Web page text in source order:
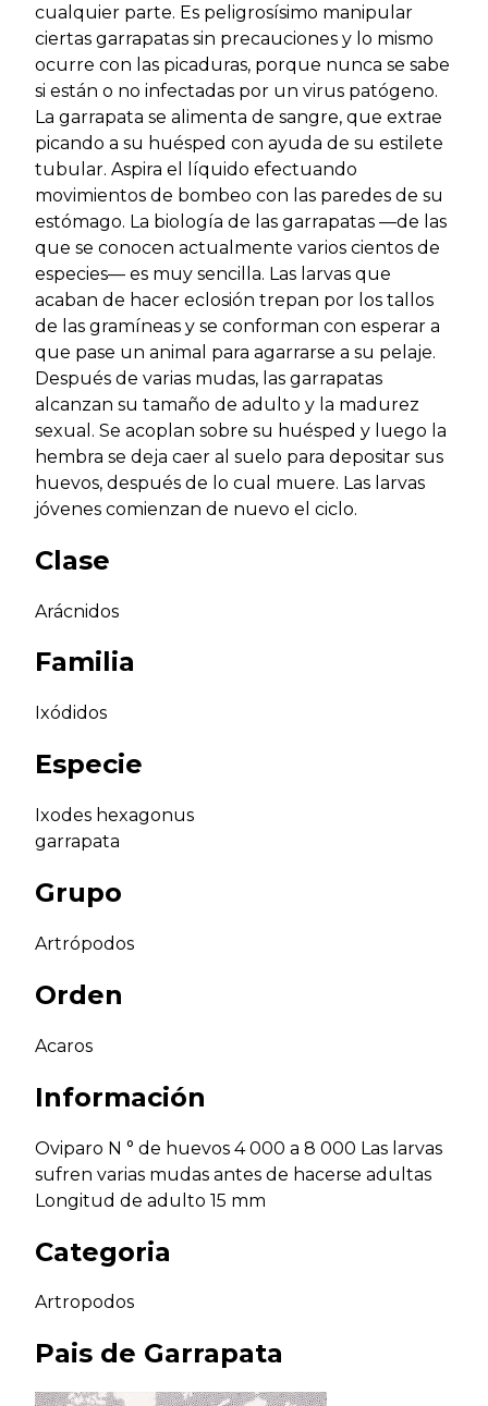
cualquier parte. Es peligrosísimo manipular
ciertas garrapatas sin precauciones y lo mismo
ocurre con las picaduras, porque nunca se sabe
si están o no infectadas por un virus patógeno.
La garrapata se alimenta de sangre, que extrae
picando a su huésped con ayuda de su estilete
tubular. Aspira el líquido efectuando
movimientos de bombeo con las paredes de su
estómago. La biología de las garrapatas —de las
que se conocen actualmente varios cientos de
especies— es muy sencilla. Las larvas que
acaban de hacer eclosión trepan por los tallos
de las gramíneas y se conforman con esperar a
que pase un animal para agarrarse a su pelaje.
Después de varias mudas, las garrapatas
alcanzan su tamaño de adulto y la madurez
sexual. Se acoplan sobre su huésped y luego la
hembra se deja caer al suelo para depositar sus
huevos, después de lo cual muere. Las larvas
jóvenes comienzan de nuevo el ciclo.
Clase
Arácnidos
Familia
Ixódidos
Especie
Ixodes hexagonus
garrapata
Grupo
Artrópodos
Orden
Acaros
Información
Oviparo N ° de huevos 4 000 a 8 000 Las larvas
sufren varias mudas antes de hacerse adultas
Longitud de adulto 15 mm
Categoria
Artropodos
Pais de Garrapata